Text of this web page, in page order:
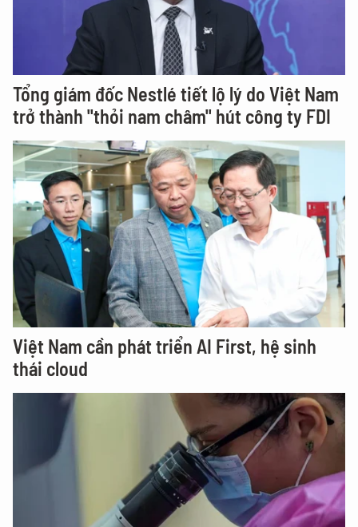
Tổng giám đốc Nestlé tiết lộ lý do Việt Nam
trở thành "thỏi nam châm" hút công ty FDI
Việt Nam cần phát triển AI First, hệ sinh
thái cloud